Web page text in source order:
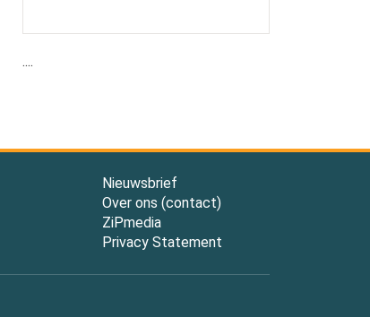
....
Nieuwsbrief
Over ons (contact)
ZiPmedia
Privacy Statement